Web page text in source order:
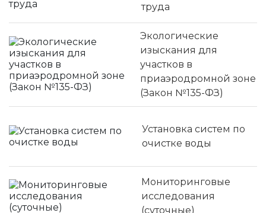
труда
Экологические
изыскания для
участков в
приаэродромной зоне
(Закон №135-ФЗ)
Установка систем по
очистке воды
Мониторинговые
исследования
(суточные)